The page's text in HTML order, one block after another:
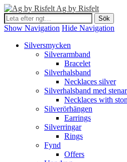
Ag by Risfelt
Show Navigation Hide Navigation
Silversmycken
Silverarmband
Bracelet
Silverhalsband
Necklaces silver
Silverhalsband med
Necklaces with
Silverörhängen
Earrings
Silverringar
Rings
Fynd
Offers